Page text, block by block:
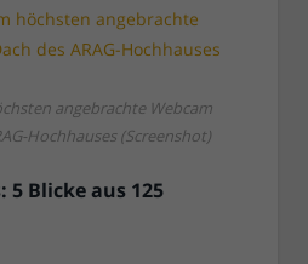
angebrachte Webcam
Hochhauses (Screenshot)
5 Blicke aus 125